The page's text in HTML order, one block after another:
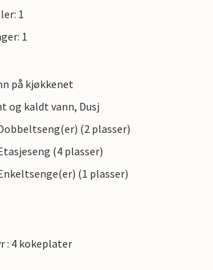
1
1
på kjøkkenet
og kaldt vann, Dusj
(2 plasser)
(4 plasser)
(1 plasser)
: 4 kokeplater